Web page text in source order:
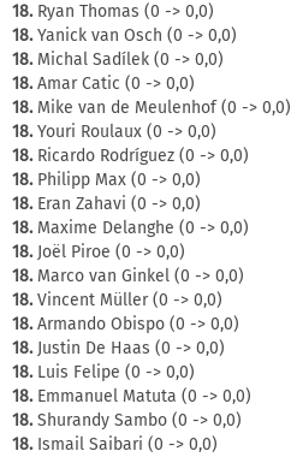
18.Ryan Thomas (0 -> 0,0)
18.Yanick van Osch (0 -> 0,0)
18.Michal Sadílek (0 -> 0,0)
18.Amar Catic (0 -> 0,0)
18.Mike van de Meulenhof (0 -> 0,0)
18.Youri Roulaux (0 -> 0,0)
18.Ricardo Rodríguez (0 -> 0,0)
18.Philipp Max (0 -> 0,0)
18.Eran Zahavi (0 -> 0,0)
18.Maxime Delanghe (0 -> 0,0)
18.Joël Piroe (0 -> 0,0)
18.Marco van Ginkel (0 -> 0,0)
18.Vincent Müller (0 -> 0,0)
18.Armando Obispo (0 -> 0,0)
18.Justin De Haas (0 -> 0,0)
18.Luis Felipe (0 -> 0,0)
18.Emmanuel Matuta (0 -> 0,0)
18.Shurandy Sambo (0 -> 0,0)
18.Ismail Saibari (0 -> 0,0)